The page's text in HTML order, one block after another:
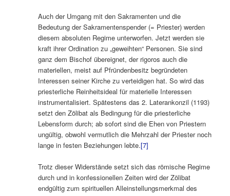
Auch der Umgang mit den Sakramenten und die
Bedeutung der Sakramentenspender (= Priester) werden
diesem absoluten Regime unterworfen. Jetzt werden sie
kraft ihrer Ordination zu „geweihten“ Personen. Sie sind
ganz dem Bischof übereignet, der rigoros auch die
materiellen, meist auf Pfründenbesitz begründeten
Interessen seiner Kirche zu verteidigen hat. So wird das
priesterliche Reinheitsideal für materielle Interessen
instrumentalisiert. Spätestens das 2. Laterankonzil (1193)
setzt den Zölibat als Bedingung für die priesterliche
Lebensform durch; ab sofort sind die Ehen von Priestern
ungültig, obwohl vermutlich die Mehrzahl der Priester noch
lange in festen Beziehungen lebte.[7]
Trotz dieser Widerstände setzt sich das römische Regime
durch und in konfessionellen Zeiten wird der Zölibat
endgültig zum spirituellen Alleinstellungsmerkmal des